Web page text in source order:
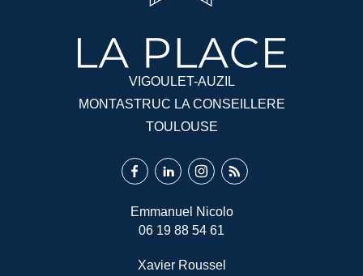
Emmanuel Nicolo
06 19 88 54 61
VIGOULET-AUZIL
MONTASTRUC LA CONSEILLERE
TOULOUSE
Xavier Roussel